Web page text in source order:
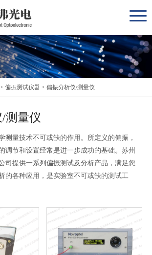
>偏振测试仪器 >偏振分析仪/测量仪
测量仪
测量技术不可或缺的作用。所定义的偏振，
调节和设置经常是进一步成功的基础。苏州
司提供一系列偏振测试及分析产品，满足您
的各种应用，是实验室不可或缺的测试工